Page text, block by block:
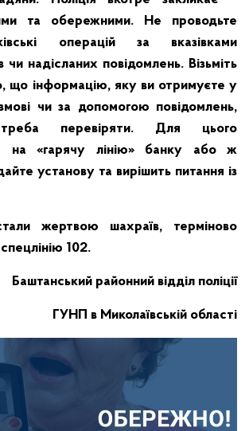
та обережними. Не проводьте
операцій за вказівками
чи надісланих повідомлень. Візьміть
що інформацію, яку ви отримуєте у
чи за допомогою повідомлень,
треба перевіряти. Для цього
на «гарячу лінію» банку або ж
установу та вирішить питання із
жертвою шахраїв, терміново
102.
Баштанський районний відділ поліції
ГУНП в Миколаївській області